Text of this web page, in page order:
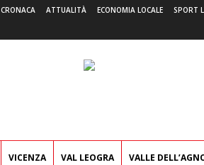
CRONACA ATTUALITÀ ECONOMIA LOCALE SPORT
VICENZA VAL LEOGRA VALLE